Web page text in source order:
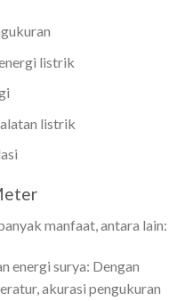
listrik
listrik
manfaat, antara lain:
energi surya: Dengan
akurasi pengukuran